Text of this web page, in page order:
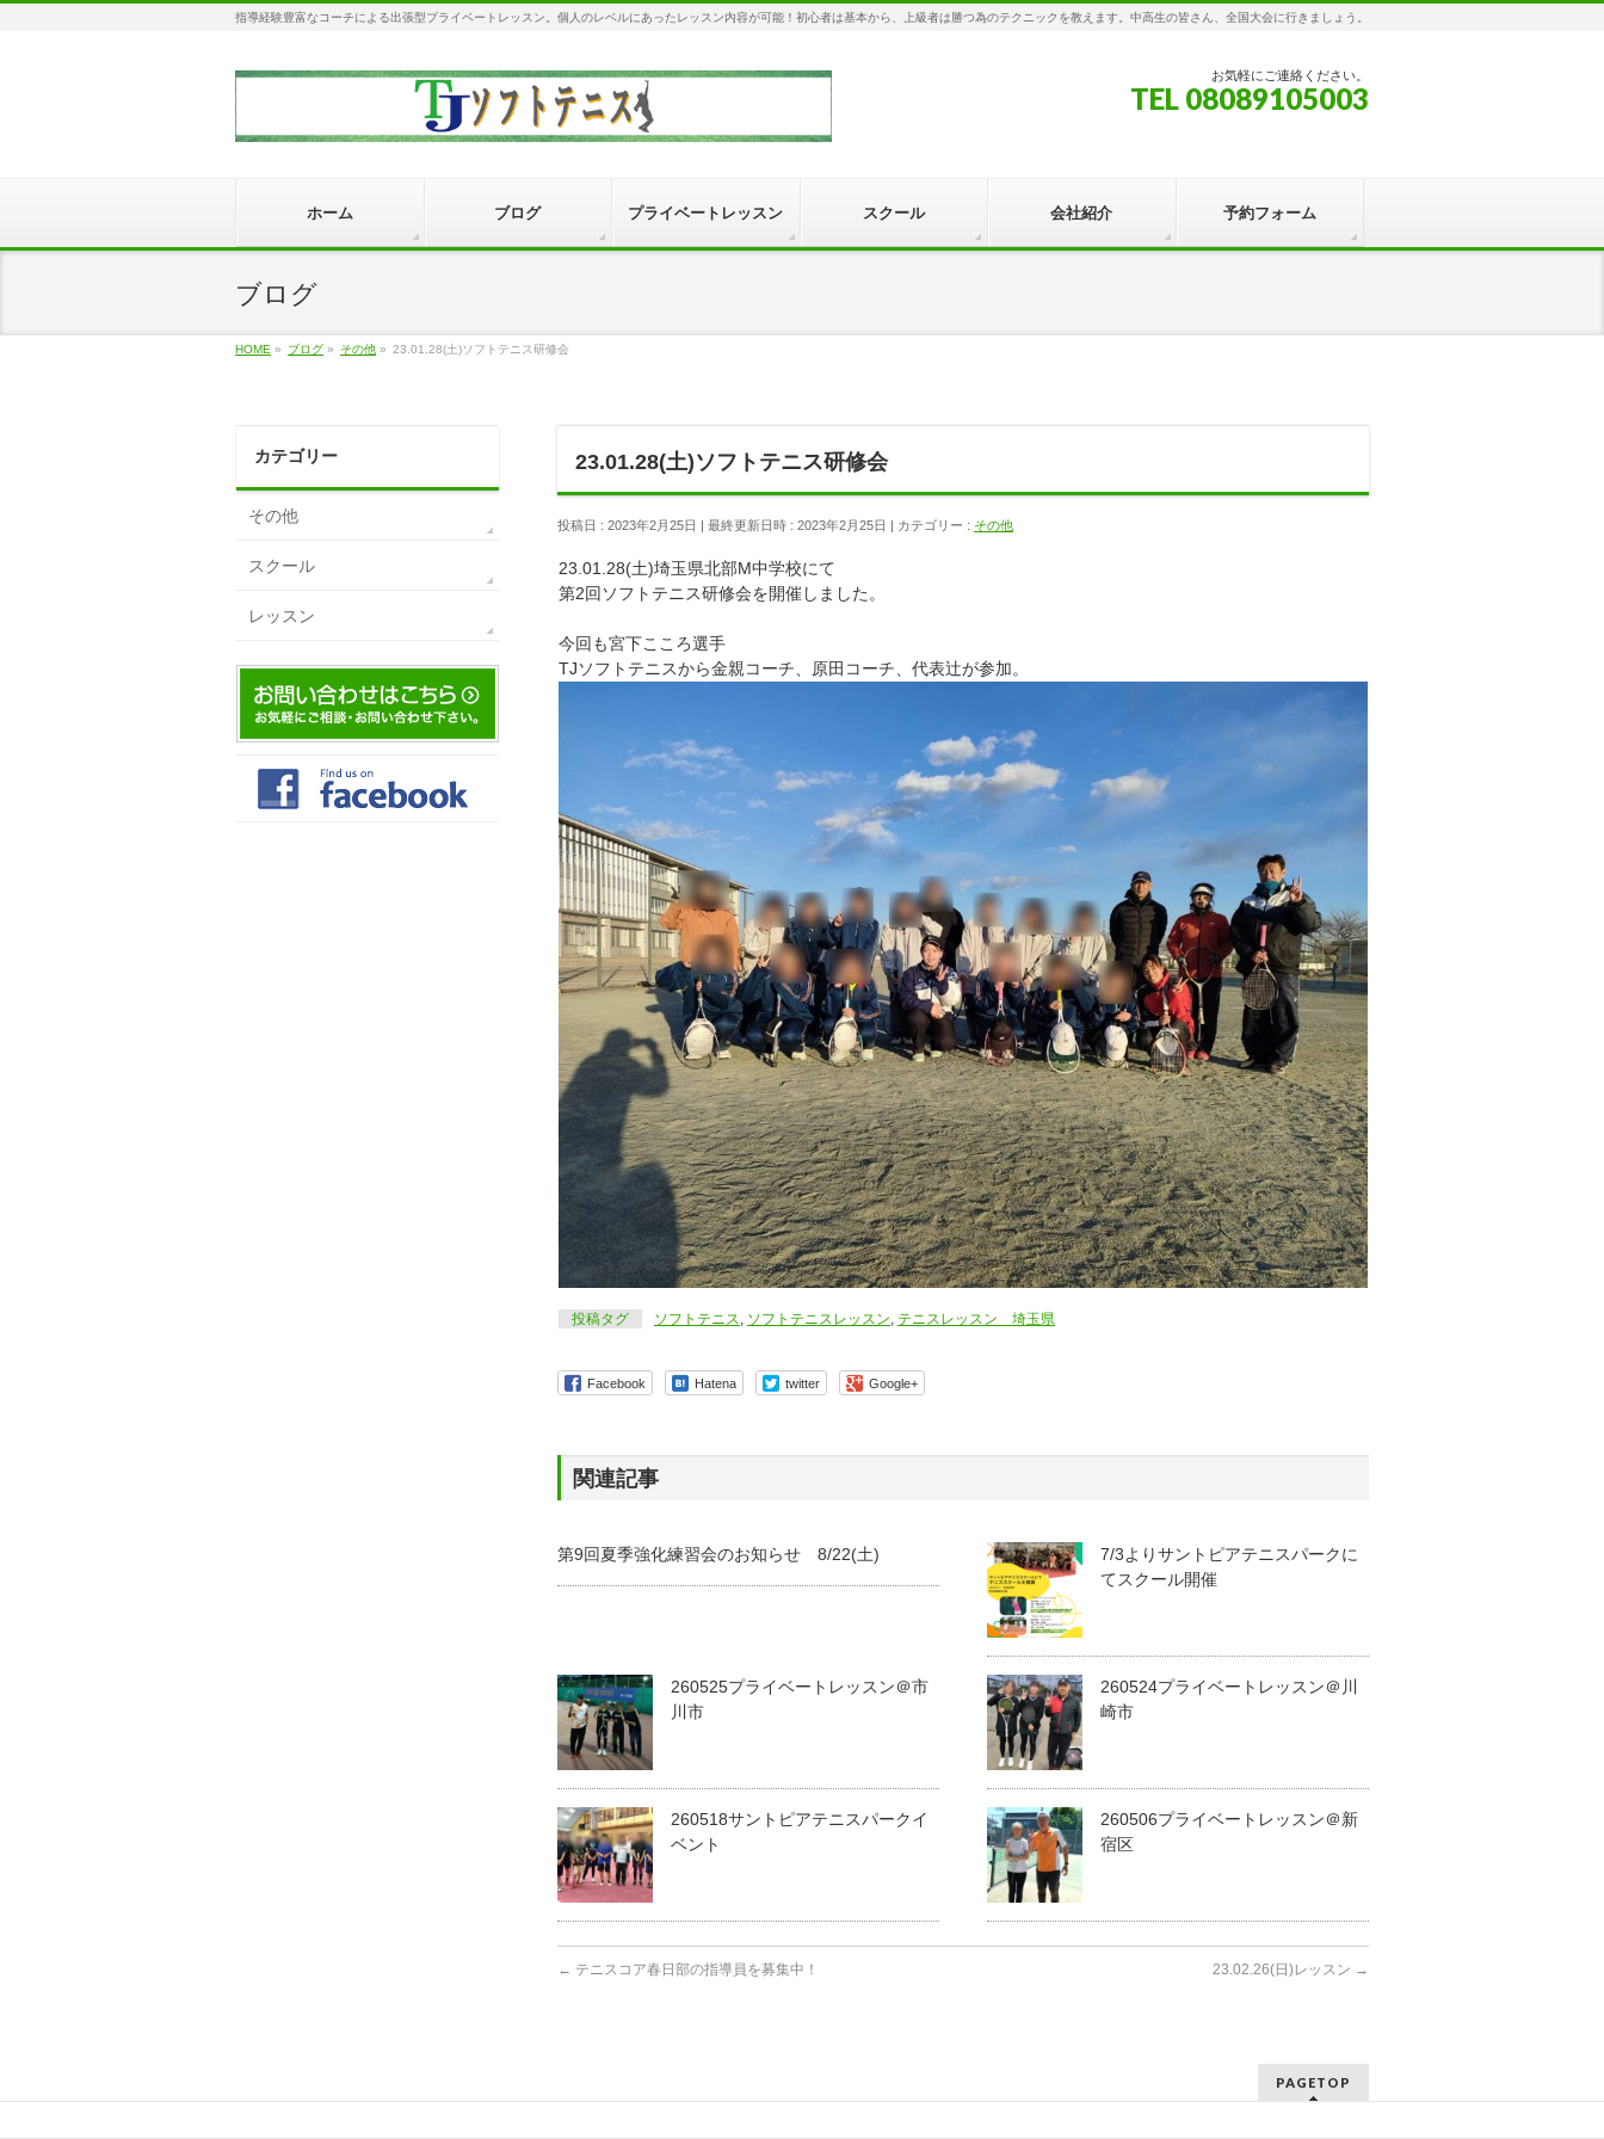
指導経験豊富なコーチによる出張型プライベートレッスン。個人のレベルにあったレッスン内容が可能！初心者は基本から、上級者は勝つ為のテクニックを教えます。中高生の皆さん、全国大会に行きましょう。
お気軽にご連絡ください。
TEL 08089105003
ホーム ブログ プライベートレッスン スクール 会社紹介 予約フォーム
ブログ
HOME » ブログ » その他 » 23.01.28(土)ソフトテニス研修会
23.01.28(土)ソフトテニス研修会
投稿日 : 2023年2月25日 最終更新日時 : 2023年2月25日 カテゴリー : その他
23.01.28(土)埼玉県北部M中学校にて
第2回ソフトテニス研修会を開催しました。
今回も宮下こころ選手
TJソフトテニスから金親コーチ、原田コーチ、代表辻が参加。
投稿タグ ソフトテニス, ソフトテニスレッスン, テニスレッスン 埼玉県
Facebook Hatena twitter Google+
関連記事
第9回夏季強化練習会のお知らせ 8/22(土)
7/3よりサントピアテニスパークに
てスクール開催
260525プライベートレッスン＠市
川市
260524プライベートレッスン＠川
崎市
260518サントピアテニスパークイ
ベント
260506プライベートレッスン＠新
宿区
← テニスコア春日部の指導員を募集中！ 23.02.26(日)レッスン →
カテゴリー
その他
スクール
レッスン
PAGETOP